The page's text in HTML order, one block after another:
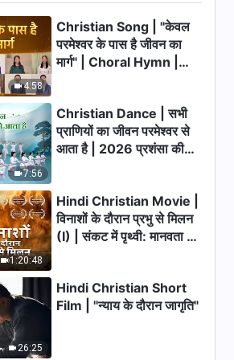
परमेश्वर के दैनिक वचन : जीवन में प्रवेश |
अंश 452
परमेश्वर के दैनिक वचन : जीवन में प्रवेश |
अंश 453
परमेश्वर के दैनिक वचन : जीवन में प्रवेश |
अंश 454
परमेश्वर के दैनिक वचन : जीवन में प्रवेश |
अंश 455
4:58
Christian Song | "केवल
परमेश्वर के पास है जीवन का
मार्ग" | Choral Hymn |
7:56
Christian Dance | सभी
प्राणियों का जीवन परमेश्वर से
आता है | 2026 प्रशंसा की
1:20:48
Hindi Christian Movie |
विनाशों के दौरान प्रभु से मिलन
(I) | संकट में पृथ्वी: मानवता का
26:25
Hindi Christian Short
Film | "न्याय के दौरान जागृति"